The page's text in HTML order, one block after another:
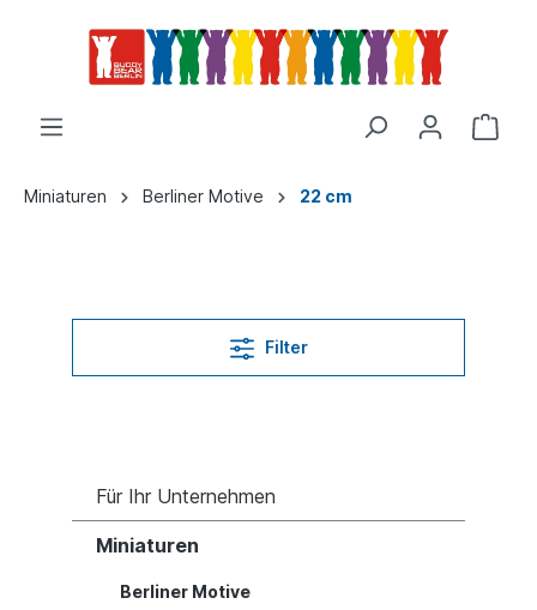
Miniaturen Berliner Motive 22 cm
Filter
Für Ihr Unternehmen
Miniaturen
Berliner Motive